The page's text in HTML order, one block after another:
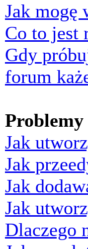
Jak mogę
Co to jest
Gdy
forum
Problemy
Jak
Jak
Jak
Jak
Dlaczego